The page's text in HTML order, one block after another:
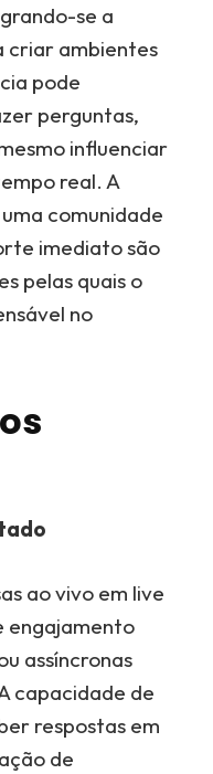
se a
criar ambientes
pode
perguntas,
influenciar
real. A
comunidade
imediato são
pelas quais o
no
ao vivo em live
engajamento
assíncronas
capacidade de
respostas em
de